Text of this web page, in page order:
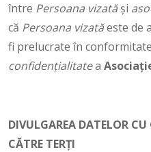
între Persoana vizatăși
că Persoana vizatăeste de
fi prelucrate în
confidențialitatea
DIVULGAREA DATELOR CU
CĂTRE TERȚI